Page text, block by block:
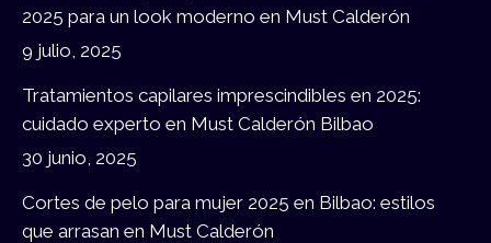
windowwindow
2025 para un look moderno en Must Calderón
9 julio, 2025
Tratamientos capilares imprescindibles en 2025:
cuidado experto en Must Calderón Bilbao
30 junio, 2025
Cortes de pelo para mujer 2025 en Bilbao: estilos
que arrasan en Must Calderón